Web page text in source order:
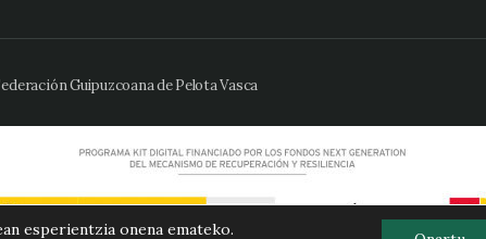
Guipuzcoana de Pelota Vasca
esperientzia onena emateko.